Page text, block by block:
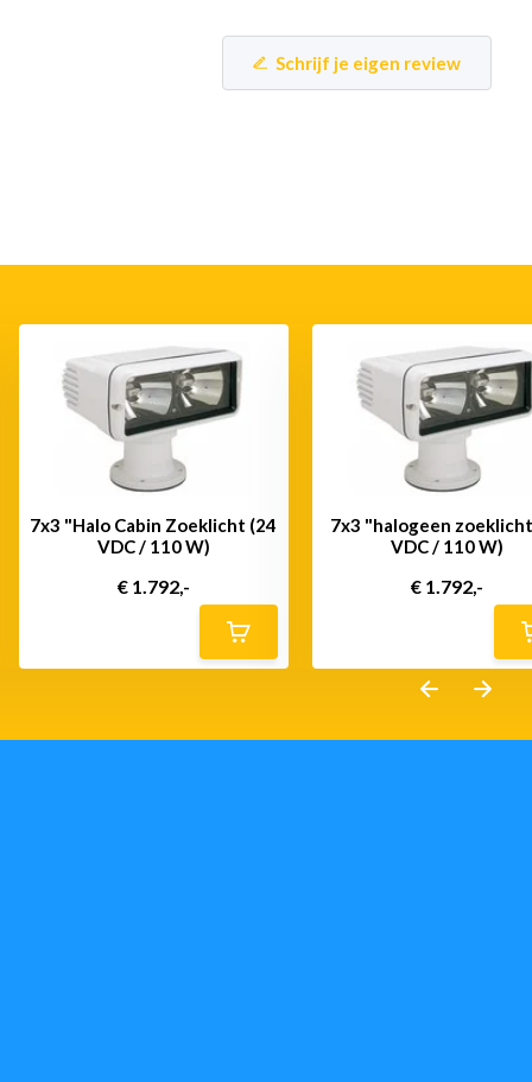
Schrijf je eigen review
7x3 "Halo Cabin Zoeklicht (24
VDC / 110 W)
€ 1.792,-
7x3 "halogeen
VDC / 110 W)
€ 1.792,-